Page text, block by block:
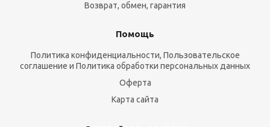
Возврат, обмен, гарантия
Помощь
Политика конфиденциальности, Пользовательское
соглашение и Политика обработки персональных данных
Оферта
Карта сайта